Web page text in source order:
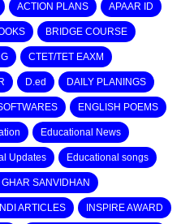
ACTION PLANS APAAR ID
BRIDGE COURSE
CTET/TET EAXM
D.ed DAILY PLANINGS
ENGLISH POEMS
Educational News
Updates Educational songs
SANVIDHAN
ARTICLES INSPIRE AWARD